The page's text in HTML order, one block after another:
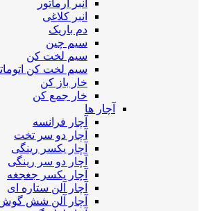
انبر آرماتور
انبر کلاغی
دم باریک
سیم چین
سیم لخت کن
سیم لخت کن
خار باز کن
خار جمع کن
آچار ها
آچار فرانسه
آچار دو سر تخت
آچار یکسر رینگی
آچار دو سر رینگی
آچار یکسر جغجغه
آچار آلن ستاره ای
آچار آلن شش